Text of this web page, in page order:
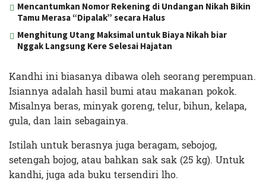
Mencantumkan Nomor Rekening di Undangan Nikah Bikin
Tamu Merasa “Dipalak” secara Halus
Menghitung Utang Maksimal untuk Biaya Nikah biar
Nggak Langsung Kere Selesai Hajatan
Kandhi ini biasanya dibawa oleh seorang perempuan.
Isiannya adalah hasil bumi atau makanan pokok.
Misalnya beras, minyak goreng, telur, bihun, kelapa,
gula, dan lain sebagainya.
Istilah untuk berasnya juga beragam, sebojog,
setengah bojog, atau bahkan sak sak (25 kg). Untuk
kandhi, juga ada buku tersendiri lho.